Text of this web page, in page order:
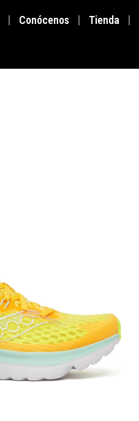
Conócenos Tienda